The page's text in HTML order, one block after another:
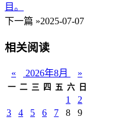
目。
下一篇 »2025-07-07
相关阅读
« 2026年8月 »
一 二 三 四 五 六 日
1
2
3
4 5 6 7 8
9